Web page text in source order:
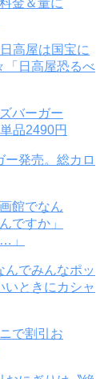
高屋は国宝に
「日高屋恐るべ
発売。総カロ
んでみんなポッ
いときにカシャ